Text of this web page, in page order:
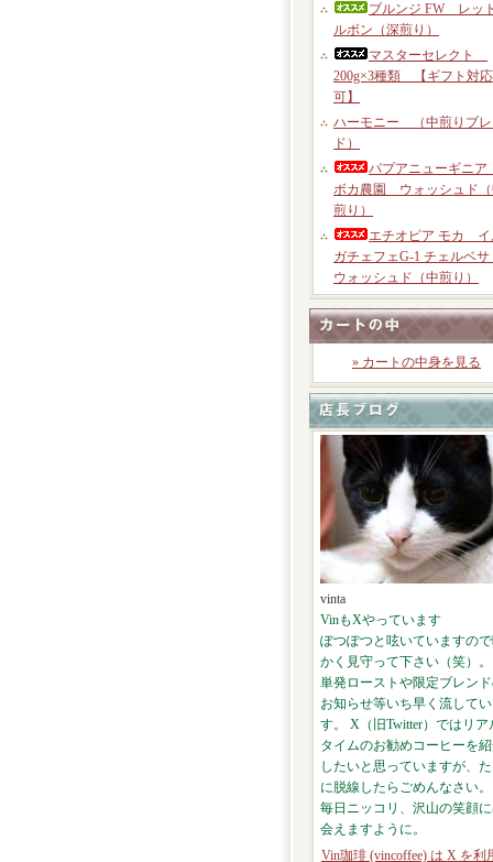
ブルンジ FW レッ
ルボン（深煎り）
マスターセレクト
200g×3種類 【ギフト対応
可】
ハーモニー （中煎りブレ
ド）
パプアニューギニア
ボカ農園 ウォッシュド（
煎り）
エチオピア モカ イ
ガチェフェG-1 チェルベ
ウォッシュド（中煎り）
» カートの中身を見る
vinta
VinもXやっています
ぽつぽつと呟いていますの
かく見守って下さい（笑）。
単発ローストや限定ブレン
お知らせ等いち早く流してい
す。 X（旧Twitter）ではリア
タイムのお勧めコーヒーを
したいと思っていますが、た
に脱線したらごめんなさい。
毎日ニッコリ、沢山の笑顔
会えますように。
Vin珈琲 (vincoffee) は X を利